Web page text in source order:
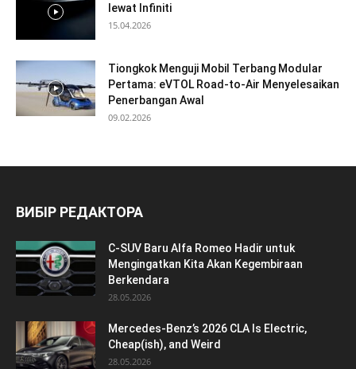
lewat Infiniti
15.04.2026
Tiongkok Menguji Mobil Terbang Modular
Pertama: eVTOL Road-to-Air Menyelesaikan
Penerbangan Awal
09.02.2026
ВИБІР РЕДАКТОРА
C-SUV Baru Alfa Romeo Hadir untuk
Mengingatkan Kita Akan Kegembiraan
Berkendara
28.05.2026
Mercedes-Benz’s 2026 CLA Is Electric,
Cheap(ish), and Weird
28.05.2026